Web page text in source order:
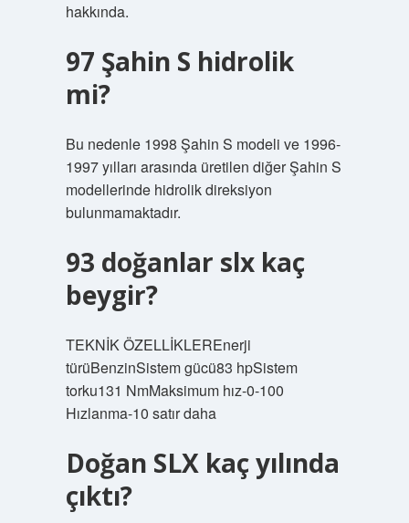
hakkında.
97 Şahin S hidrolik
mi?
Bu nedenle 1998 Şahin S modeli ve 1996-
1997 yılları arasında üretilen diğer Şahin S
modellerinde hidrolik direksiyon
bulunmamaktadır.
93 doğanlar slx kaç
beygir?
TEKNİK ÖZELLİKLEREnerji
türüBenzinSistem gücü83 hpSistem
torku131 NmMaksimum hız-0-100
Hızlanma-10 satır daha
Doğan SLX kaç yılında
çıktı?